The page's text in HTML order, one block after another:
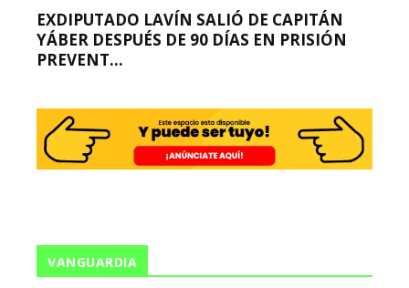
EXDIPUTADO LAVÍN SALIÓ DE CAPITÁN
YÁBER DESPUÉS DE 90 DÍAS EN PRISIÓN
PREVENT...
VANGUARDIA